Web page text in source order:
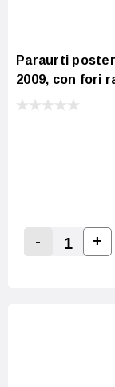
Paraurti
2009, con fori
Decrease
- +